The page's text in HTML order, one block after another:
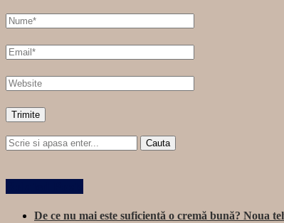
De ce nu mai este suficientă o cremă bună? Noua